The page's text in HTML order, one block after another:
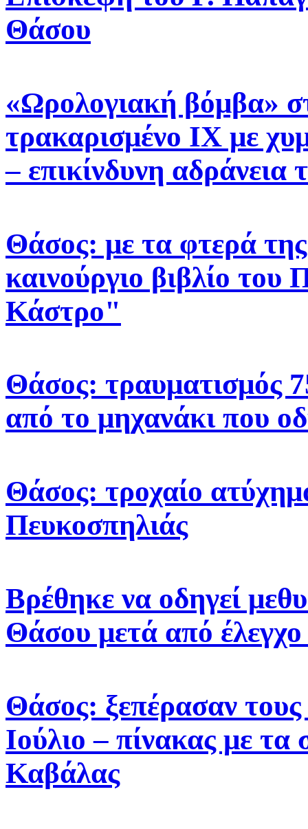
Θάσου
«Ωρολογιακή βόμβα»
τρακαρισμένο ΙΧ με
– επικίνδυνη
Θάσος: με τα φτερά
καινούργιο βιβλίο του
Κάστρο"
Θάσος: τραυματισμός
από το μηχανάκι που
Θάσος: τροχαίο
Πευκοσπηλιάς
Βρέθηκε να οδηγεί
Θάσου μετά από
Θάσος: ξεπέρασαν τους
Ιούλιο – πίνακας με τα
Καβάλας